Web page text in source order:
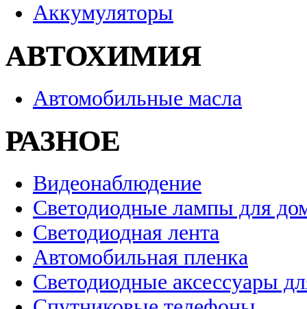
Аккумуляторы
АВТОХИМИЯ
Автомобильные масла
РАЗНОЕ
Видеонаблюдение
Светодиодные лампы для
Светодиодная лента
Автомобильная пленка
Светодиодные аксессуары